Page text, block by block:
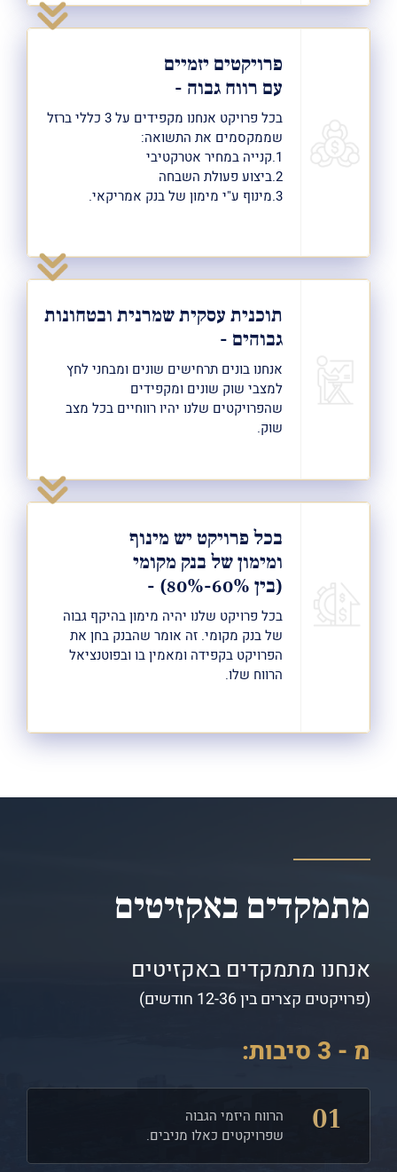
פרויקטים יזמיים
עם רווח גבוה -
בכל פרויקט אנחנו מקפידים על 3 כללי ברזל
שממקסמים את התשואה:
1.קנייה במחיר אטרקטיבי
2.ביצוע פעולת השבחה
3.מינוף ע"י מימון של בנק אמריקאי.
תוכנית עסקית שמרנית ובטחונות
גבוהים -
אנחנו בונים תרחישים שונים ומבחני לחץ
למצבי שוק שונים ומקפידים
שהפרויקטים שלנו יהיו רווחיים בכל מצב
שוק.
בכל פרויקט יש מינוף
ומימון של בנק מקומי
(בין 60%-80%) -
בכל פרויקט שלנו יהיה מימון בהיקף גבוה
של בנק מקומי. זה אומר שהבנק בחן את
הפרויקט בקפידה ומאמין בו ובפוטנציאל
הרווח שלו.
מתמקדים באקזיטים
אנחנו מתמקדים באקזיטים
(פרויקטים קצרים בין 12-36 חודשים)
מ - 3 סיבות:
01
הרווח היזמי הגבוה
שפרויקטים כאלו מניבים.